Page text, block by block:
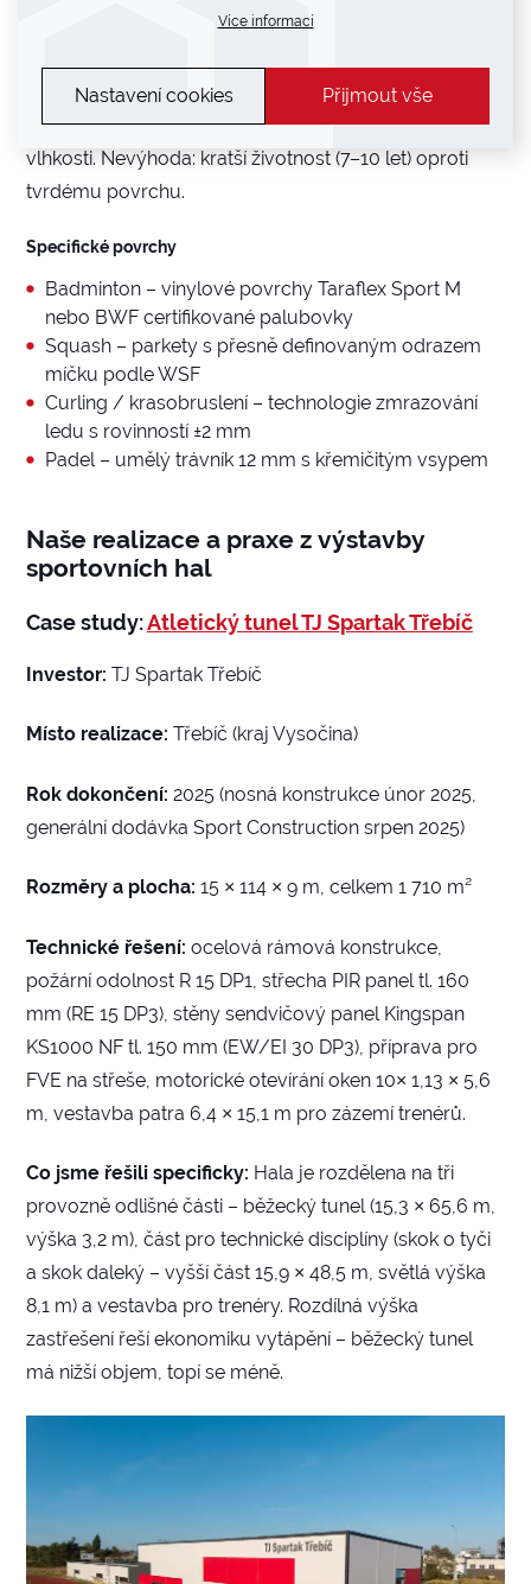
Více informací
Nastavení cookies Přijmout vše
Koberce a textilní povrchy
povrch, vhodný pro trénink i závodní hráče. Výhoda:
nízká cena, jednoduchá výměna, odolnost vůči
vlhkosti. Nevýhoda: kratší životnost (7–10 let) oproti
tvrdému povrchu.
Specifické povrchy
Badminton – vinylové povrchy Taraflex Sport M
nebo BWF certifikované palubovky
Squash – parkety s přesně definovaným odrazem
míčku podle WSF
Curling / krasobruslení – technologie zmrazování
ledu s rovinností ±2 mm
Padel – umělý trávník 12 mm s křemičitým vsypem
Naše realizace a praxe z výstavby
sportovních hal
Case study:Atletický tunel TJ Spartak Třebíč
Investor: TJ Spartak Třebíč
Místo realizace: Třebíč (kraj Vysočina)
Rok dokončení: 2025 (nosná konstrukce únor 2025,
generální dodávka Sport Construction srpen 2025)
Rozměry a plocha: 15 × 114 × 9 m, celkem 1 710 m²
Technické řešení: ocelová rámová konstrukce,
požární odolnost R 15 DP1, střecha PIR panel tl. 160
mm (RE 15 DP3), stěny sendvičový panel Kingspan
KS1000 NF tl. 150 mm (EW/EI 30 DP3), příprava pro
FVE na střeše, motorické otevírání oken 10× 1,13 × 5,6
m, vestavba patra 6,4 × 15,1 m pro zázemí trenérů.
Co jsme řešili specificky: Hala je rozdělena na tři
provozně odlišné části – běžecký tunel (15,3 × 65,6 m,
výška 3,2 m), část pro technické disciplíny (skok o tyči
a skok daleký – vyšší část 15,9 × 48,5 m, světlá výška
8,1 m) a vestavba pro trenéry. Rozdílná výška
zastřešení řeší ekonomiku vytápění – běžecký tunel
má nižší objem, topí se méně.